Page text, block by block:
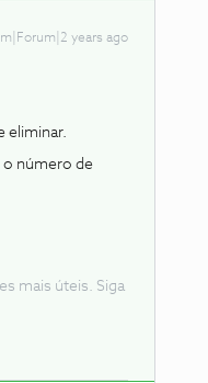
years ago
eliminar.
o número de
mais úteis. Siga